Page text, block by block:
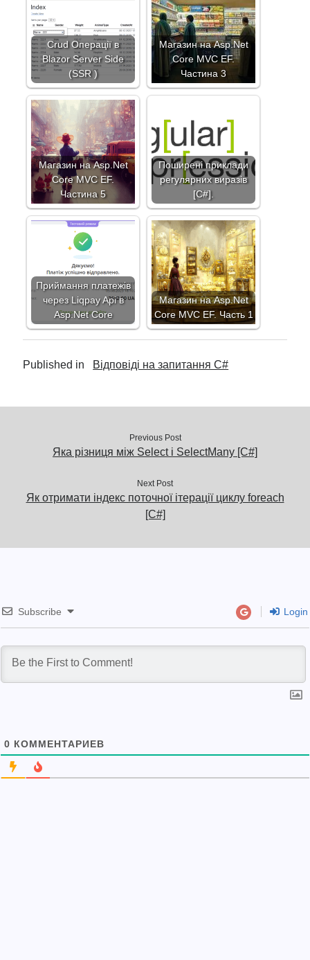
Crud Операції в
Blazor Server Side
(SSR )
Магазин на Asp.Net
Core MVC EF.
Частина 3
Магазин на Asp.Net
Core MVC EF.
Частина 5
Поширені приклади
регулярних виразів
[C#].
Приймання платежів
через Liqpay Api в
Asp.Net Core
Магазин на Asp.Net
Core MVC EF. Часть 1
Published in Відповіді на запитання C#
Previous Post
Яка різниця між Select і SelectMany [C#]
Next Post
Як отримати індекс поточної ітерації циклу foreach
[C#]
Subscribe Login
0 КОММЕНТАРИЕВ